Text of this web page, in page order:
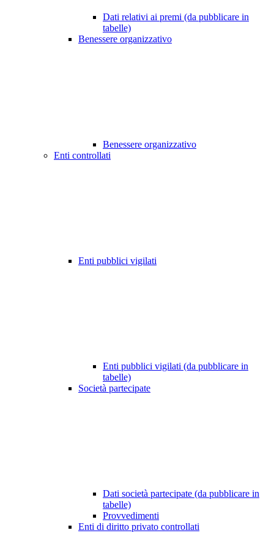
Dati relativi ai premi (da pubblicare in
tabelle)
Benessere organizzativo
Benessere organizzativo
Enti controllati
Enti pubblici vigilati
Enti pubblici vigilati (da pubblicare in
tabelle)
Società partecipate
Dati società partecipate (da pubblicare in
tabelle)
Provvedimenti
Enti di diritto privato controllati